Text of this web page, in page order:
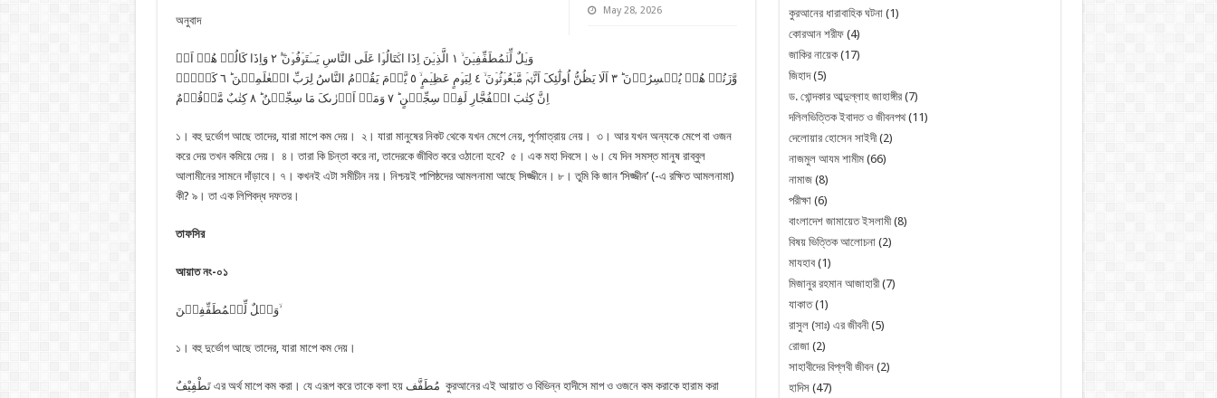
May 28, 2026
অনুবাদ
وَیۡلٌ لِّلۡمُطَفِّفِیۡنَ ۙ ١ الَّذِیۡنَ اِذَا اکۡتَالُوۡا عَلَی النَّاسِ یَسۡتَوۡفُوۡنَ ۫ۖ ٢ وَاِذَا کَالُوۡ هُمۡ اَوۡ
وَّزَنُوۡ هُمۡ یُخۡسِرُوۡنَ ؕ ٣ اَلَا یَظُنُّ اُولٰٓئِکَ اَنَّہُمۡ مَّبۡعُوۡثُوۡنَ ۙ ٤ لِیَوۡمٍ عَظِیۡمٍ ۙ ٥ یَّوۡمَ یَقُوۡمُ النَّاسُ لِرَبِّ الۡعٰلَمِیۡنَ ؕ ٦ کَلَّاۤ
اِنَّ کِتٰبَ الۡفُجَّارِ لَفِیۡ سِجِّیۡنٍ ؕ ٧ وَمَاۤ اَدۡرٰىکَ مَا سِجِّیۡنٌ ؕ ٨ کِتٰبٌ مَّرۡقُوۡمٌ
১। বহু দুর্ভোগ আছে তাদের, যারা মাপে কম দেয়। ২। যারা মানুষের নিকট থেকে যখন মেপে নেয়, পূর্ণমাত্রায় নেয়। ৩। আর যখন অন্যকে মেপে বা ওজন
করে দেয় তখন কমিয়ে দেয়। ৪। তারা কি চিন্তা করে না, তাদেরকে জীবিত করে ওঠানো হবে? ৫। এক মহা দিবসে। ৬। যে দিন সমস্ত মানুষ রাব্বুল
আলামীনের সামনে দাঁড়াবে। ৭। কখনই এটা সমীচীন নয়। নিশ্চয়ই পাপিষ্ঠদের আমলনামা আছে সিজ্জীনে। ৮। তুমি কি জান ‘সিজ্জীন’ (-এ রক্ষিত আমলনামা)
কী? ৯। তা এক লিপিবদ্ধ দফতর।
তাফসির
আয়াত নং-০১
وَیۡلٌ لِّلۡمُطَفِّفِیۡنَ ۙ
১। বহু দুর্ভোগ আছে তাদের, যারা মাপে কম দেয়।
تَطْفِيْفٌ এর অর্থ মাপে কম করা। যে এরূপ করে তাকে বলা হয় مُطَفَّف কুরআনের এই আয়াত ও বিভিন্ন হাদীসে মাপ ও ওজনে কম করাকে হারাম করা
কুরআনের ধারাবাহিক ঘটনা(1)
কোরআন শরীফ(4)
জাকির নায়েক(17)
জিহাদ(5)
ড. খোন্দকার আব্দুল্লাহ জাহাঙ্গীর(7)
দলিলভিত্তিক ইবাদত ও জীবনপথ(11)
দেলোয়ার হোসেন সাইদী(2)
নাজমুল আযম শামীম(66)
নামাজ(8)
পরীক্ষা(6)
বাংলাদেশ জামায়েত ইসলামী(8)
বিষয় ভিত্তিক আলোচনা(2)
মাযহাব(1)
মিজানুর রহমান আজাহারী(7)
যাকাত(1)
রাসুল (সাঃ) এর জীবনী(5)
রোজা(2)
সাহাবীদের বিপ্লবী জীবন(2)
হাদিস(47)